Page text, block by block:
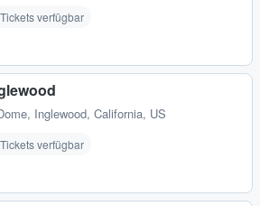
verfügbar
, Inglewood, California, US
verfügbar